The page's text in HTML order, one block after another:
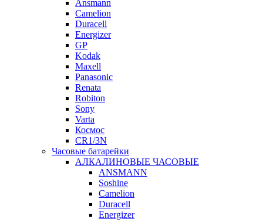
Ansmann
Camelion
Duracell
Energizer
GP
Kodak
Maxell
Panasonic
Renata
Robiton
Sony
Varta
Космос
CR1/3N
Часовые батарейки
АЛКАЛИНОВЫЕ ЧАСОВЫЕ
ANSMANN
Soshine
Camelion
Duracell
Energizer